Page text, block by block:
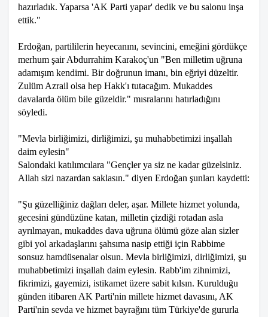
hazırladık. Yaparsa 'AK Parti yapar' dedik ve bu salonu inşa
ettik."
Erdoğan, partililerin heyecanını, sevincini, emeğini gördükçe
merhum şair Abdurrahim Karakoç'un "Ben milletim uğruna
adamışım kendimi. Bir doğrunun imanı, bin eğriyi düzeltir.
Zulüm Azrail olsa hep Hakk'ı tutacağım. Mukaddes
davalarda ölüm bile güzeldir." mısralarını hatırladığını
söyledi.
"Mevla birliğimizi, dirliğimizi, şu muhabbetimizi inşallah
daim eylesin"
Salondaki katılımcılara "Gençler ya siz ne kadar güzelsiniz.
Allah sizi nazardan saklasın." diyen Erdoğan şunları kaydetti:
"Şu güzelliğiniz dağları deler, aşar. Millete hizmet yolunda,
gecesini gündüzüne katan, milletin çizdiği rotadan asla
ayrılmayan, mukaddes dava uğruna ölümü göze alan sizler
gibi yol arkadaşlarını şahsıma nasip ettiği için Rabbime
sonsuz hamdüsenalar olsun. Mevla birliğimizi, dirliğimizi, şu
muhabbetimizi inşallah daim eylesin. Rabb'im zihnimizi,
fikrimizi, gayemizi, istikamet üzere sabit kılsın. Kurulduğu
günden itibaren AK Parti'nin millete hizmet davasını, AK
Parti'nin sevda ve hizmet bayrağını tüm Türkiye'de gururla